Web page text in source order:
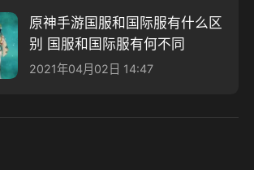
原神手游国服和国际服有什么区
别 国服和国际服有何不同
2021年04月02日 14:47